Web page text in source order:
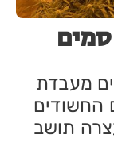
מעבדת
שתילים החשודים
תושב